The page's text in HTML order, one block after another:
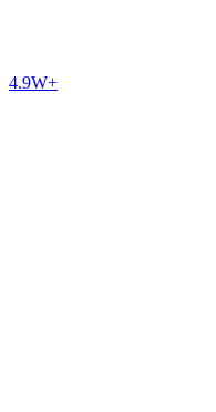
4.9W+